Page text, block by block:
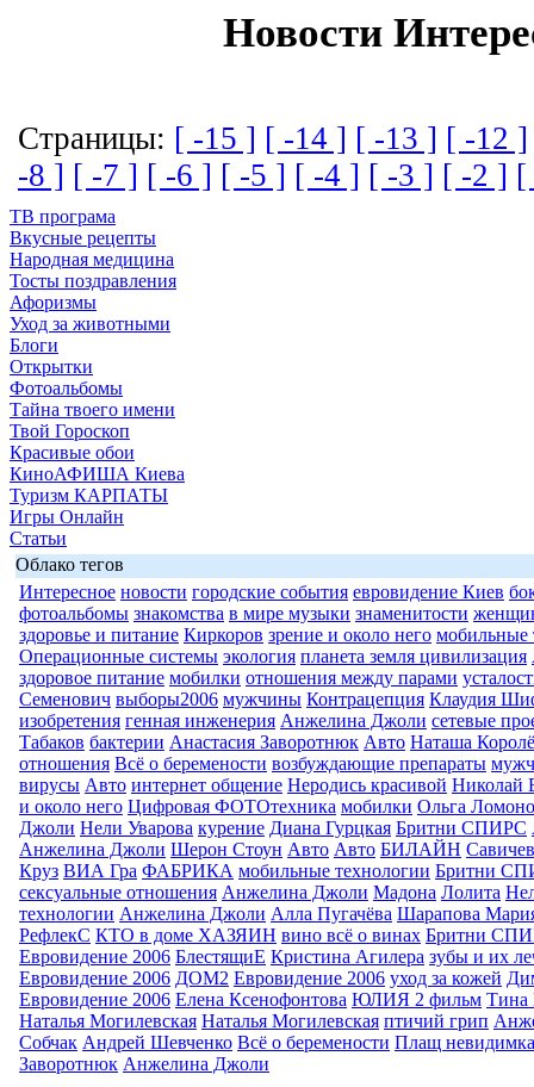
Новости
Страницы: [ -15 ] [ -14 ] [ -13 ] [ -12 ]
-8 ] [ -7 ] [ -6 ] [ -5 ] [ -4 ] [ -3 ] [ -2 ] [
ТВ програма
Вкусные рецепты
Народная медицина
Тосты поздравления
Афоризмы
Уход за животными
Блоги
Открытки
Фотоальбомы
Тайна твоего имени
Твой Гороскоп
Красивые обои
КиноАФИША Киева
Туризм КАРПАТЫ
Игры Онлайн
Статьи
Облако тегов
Интересное новости городские события евровидение Киев
фотоальбомы знакомства в мире музыки знаменитости
здоровье и питание Киркоров зрение и около него мобильные
Операционные системы экология планета земля цивилизация
здоровое питание мобилки отношения между парами
Семенович выборы2006 мужчины Контрацепция Клаудия
изобретения генная инженерия Анжелина Джоли сетевые
Табаков бактерии Анастасия Заворотнюк Авто Наташа
отношения Всё о беремености возбуждающие препараты
вирусы Авто интернет общение Неродись красивой Николай
и около него Цифровая ФОТОтехника мобилки Ольга
Джоли Нели Уварова курение Диана Гурцкая Бритни СПИРС
Анжелина Джоли Шерон Стоун Авто Авто БИЛАЙН
Круз ВИА Гра ФАБРИКА мобильные технологии Бритни
сексуальные отношения Анжелина Джоли Мадона Лолита
технологии Анжелина Джоли Алла Пугачёва Шарапова
РефлекС КТО в доме ХАЗЯИН вино всё о винах Бритни
Евровидение 2006 БлестящиЕ Кристина Агилера зубы и их
Евровидение 2006 ДОМ2 Евровидение 2006 уход за кожей
Евровидение 2006 Елена Ксенофонтова ЮЛИЯ 2 фильм Тина
Наталья Могилевская Наталья Могилевская птичий грип
Собчак Андрей Шевченко Всё о беремености Плащ невидимка
Заворотнюк Анжелина Джоли